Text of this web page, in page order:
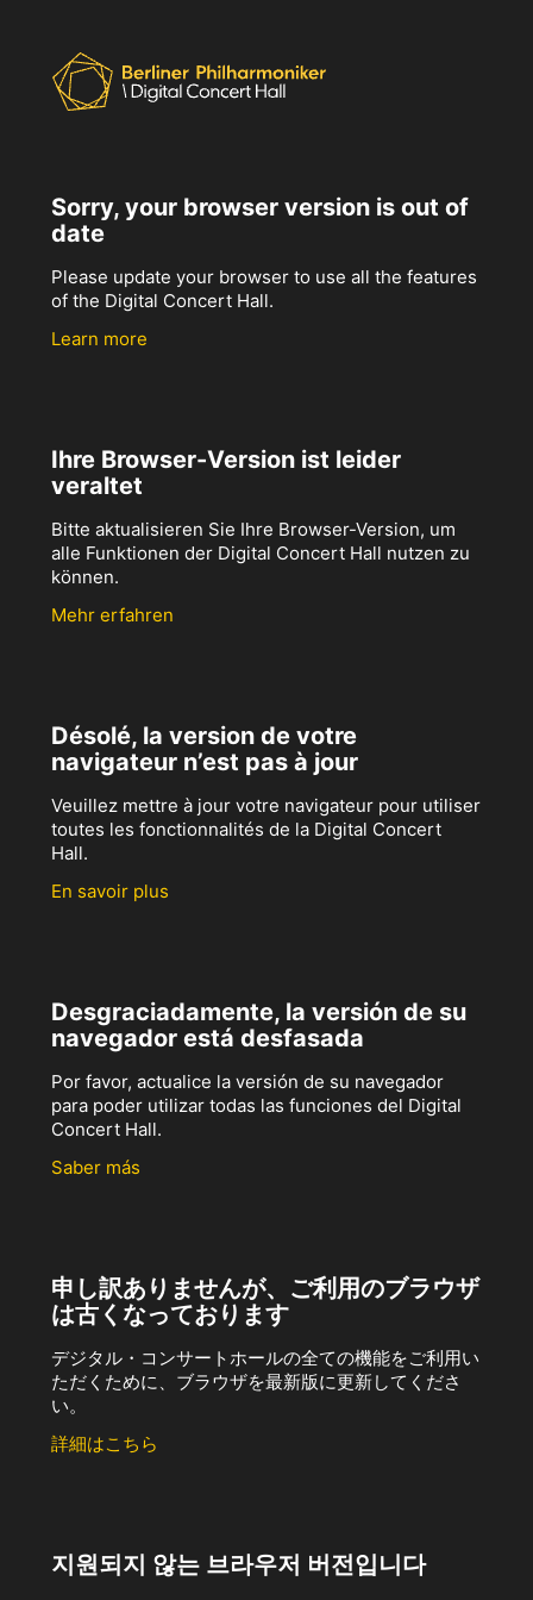
Sorry, your browser version is out of
date
Please update your browser to use all the features
of the Digital Concert Hall.
Learn more
Ihre Browser-Version ist leider
veraltet
Bitte aktualisieren Sie Ihre Browser-Version, um
alle Funktionen der Digital Concert Hall nutzen zu
können.
Mehr erfahren
Désolé, la version de votre
navigateur n’est pas à jour
Veuillez mettre à jour votre navigateur pour utiliser
toutes les fonctionnalités de la Digital Concert
Hall.
En savoir plus
Desgraciadamente, la versión de su
navegador está desfasada
Por favor, actualice la versión de su navegador
para poder utilizar todas las funciones del Digital
Concert Hall.
Saber más
申し訳ありませんが、ご利用のブラウザ
は古くなっております
デジタル・コンサートホールの全ての機能をご利用い
ただくために、ブラウザを最新版に更新してくださ
い。
詳細はこちら
지원되지 않는 브라우저 버전입니다